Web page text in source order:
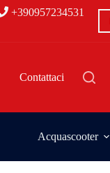
+390957234531
Contattaci
Acquascooter